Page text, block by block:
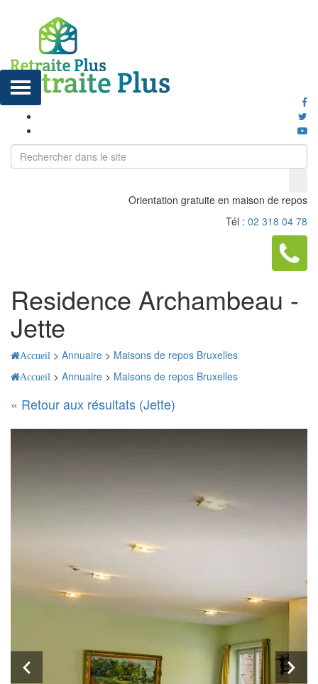
Orientation gratuite en maison de repos
Tél : 02 318 04 78
Residence Archambeau -
Jette
Accueil > Annuaire > Maisons de repos Bruxelles
Accueil > Annuaire > Maisons de repos Bruxelles
« Retour aux résultats (Jette)